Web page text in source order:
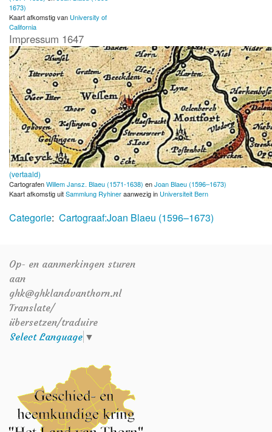
1673)
Kaart afkomstig van University of
California
Impressum 1647
(vertaald)
CartografenWillem Jansz. Blaeu (1571-1638) enJoan Blaeu (1596–1673)
Kaart afkomstig uitSammlung Ryhineraanwezig in Universiteit Bern
Categorie: Cartograaf:Joan Blaeu (1596–1673)
Op- en aanmerkingen sturen
aan
ghk@ghklandvanthorn.nl
Translate/
übersetzen/traduire
Select Language ▼